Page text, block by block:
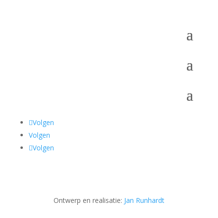
Volgen
Volgen
Volgen
Ontwerp en realisatie: Jan Runhardt